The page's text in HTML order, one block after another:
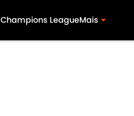
Champions LeagueMais